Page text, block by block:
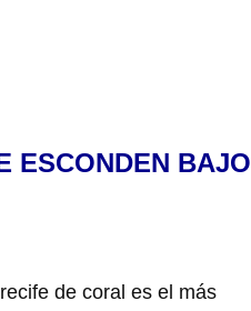
ESCONDEN BAJO
de coral es el más